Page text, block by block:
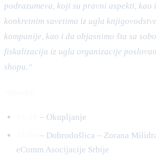
podrazumeva, koji su pravni aspekti, kao
konkretnim savetima iz ugla
kompanije, kao i da objasnimo šta sa
fiskalizacija iz ugla organizacije
shopu.“
– Okupljanje
– Dobrodošlica – Zorana
eComm Asocijacije Srbije